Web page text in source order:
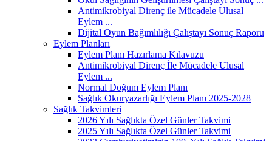
Antimikrobiyal Direnç ile Mücadele Ulusal
Eylem ...
Dijital Oyun Bağımlılığı Çalıştayı Sonuç Raporu
Eylem Planları
Eylem Planı Hazırlama Kılavuzu
Antimikrobiyal Direnç İle Mücadele Ulusal
Eylem ...
Normal Doğum Eylem Planı
Sağlık Okuryazarlığı Eylem Planı 2025-2028
Sağlık Takvimleri
2026 Yılı Sağlıkta Özel Günler Takvimi
2025 Yılı Sağlıkta Özel Günler Takvimi